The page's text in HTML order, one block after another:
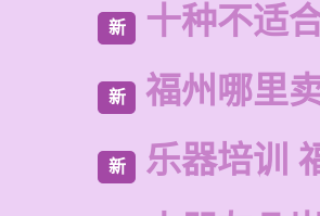
新 十种不适
新 福州哪里
新 乐器培训